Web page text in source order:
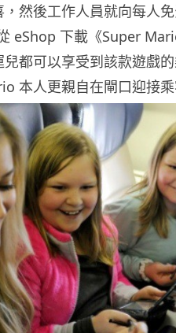
然後工作人員就向每人
eShop 下載《Super
都可以享受到該款遊戲
本人更親自在閘口迎接乘